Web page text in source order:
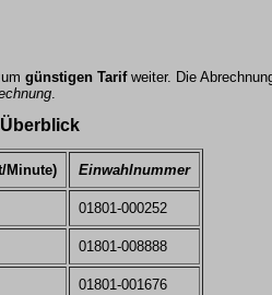
günstigen Tarifweiter. Die
Minute) Einwahlnummer
01801-000252
01801-008888
01801-001676